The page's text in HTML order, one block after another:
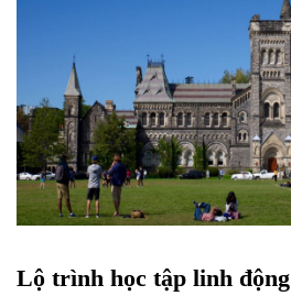
Lộ trình học tập linh động